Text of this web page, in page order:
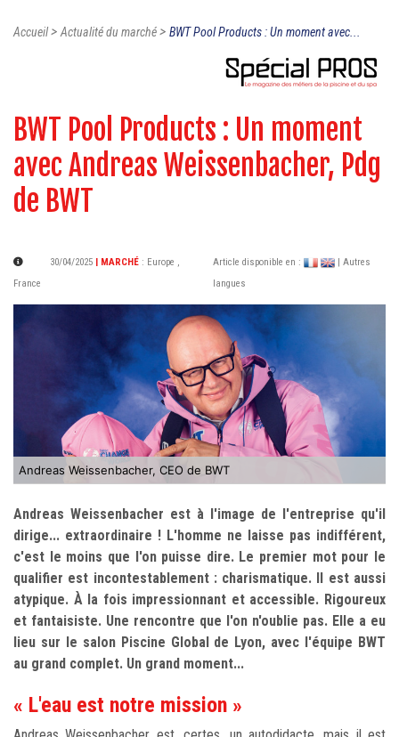
Accueil>Actualité du marché> BWT Pool Products : Un moment avec...
BWT Pool Products : Un moment
avec Andreas Weissenbacher, Pdg
de BWT
30/04/2025 | MARCHÉ : Europe ,
France
Article disponible en :
| Autres
langues
Andreas Weissenbacher, CEO de BWT
Andreas Weissenbacher est à l'image de l'entreprise qu'il
dirige... extraordinaire ! L'homme ne laisse pas indifférent,
c'est le moins que l'on puisse dire. Le premier mot pour le
qualifier est incontestablement : charismatique. Il est aussi
atypique. À la fois impressionnant et accessible. Rigoureux
et fantaisiste. Une rencontre que l'on n'oublie pas. Elle a eu
lieu sur le salon Piscine Global de Lyon, avec l'équipe BWT
au grand complet. Un grand moment...
« L'eau est notre mission »